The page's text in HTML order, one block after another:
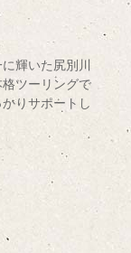
輝いた尻別川
ツーリングで
りサポートし